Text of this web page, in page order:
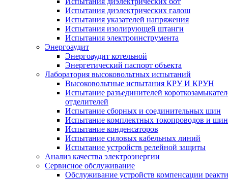
Испытания диэлектрических галош
Испытания указателей напряжения
Испытания изолирующей штанги
Испытания электроинструмента
Энергоаудит
Энергоаудит котельной
Энергетический паспорт объекта
Лаборатория высоковольтных испытаний
Высоковольтные испытания КРУ И КРУН
Испытание разъединителей
отделителей
Испытание сборных и соединительных шин
Испытание комплектных токопроводов и
Испытание конденсаторов
Испытание силовых кабельных линий
Испытание устройств релейной защиты
Анализ качества электроэнергии
Сервисное обслуживание
Обслуживание устройств компенсации